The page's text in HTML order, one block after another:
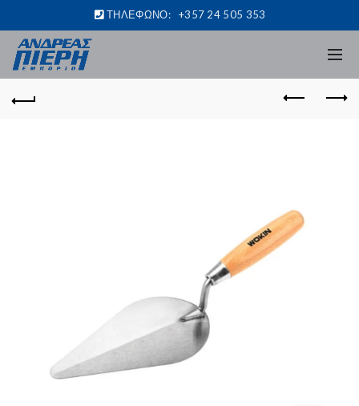
ΤΗΛΕΦΩΝΟ: +357 24 505 353